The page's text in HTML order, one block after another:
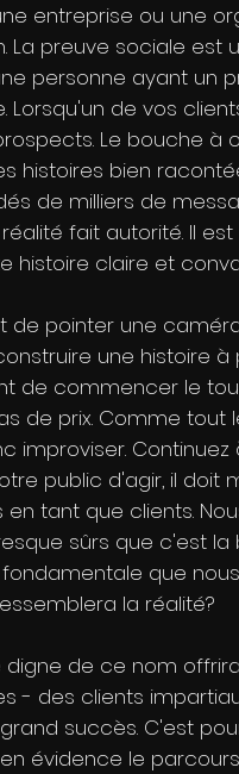
entreprise ou une
La preuve sociale est
personne ayant un
Lorsqu'un de vos
Le bouche à
histoires bien
de milliers de
réalité fait autorité. Il
histoire claire et
de pointer une
une histoire
de commencer le
de prix. Comme
improviser.
public d'agir, il doit
tant que clients.
sûrs que c'est
que
la réalité?
de ce nom
- des clients
succès. C'est
évidence le